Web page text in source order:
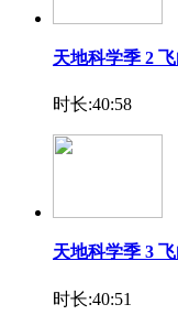
天地科学季 2
时长:40:58
天地科学季 3
时长:40:51